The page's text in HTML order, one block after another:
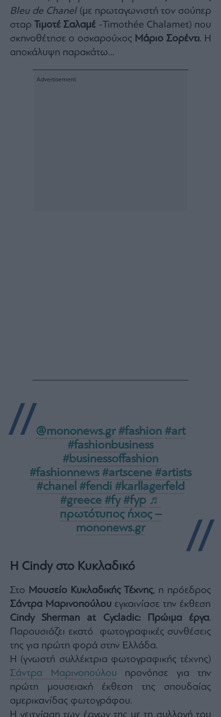
Μετοχές
Αγορές
Trader's
book
Buy-
Εγγραφείτε
του
mononews.gr
submitting
out
at
site
protected
by
reCAPTCHA
and
Google
Privacy
Policy
and
Terms
of
apply.
Bleu de Chanel(με πρωταγωνιστή τον σούπερ
σταρ Τιμοτέ Σαλαμέ -Timothée Chalamet) που
σκηνοθέτησε ο οσκαρούχος Μάριο Σορέντι. Η
αποκάλυψη παρακάτω…
@mononews.gr #fashion #art
#fashionbusiness
#businessoffashion
#fashionnews #artscene #artists
#chanel #fendi #karllagerfeld
#greece #fy #fyp ♬
πρωτότυπος ήχος –
mononews.gr
H Cindy στο Κυκλαδικό
Στο Μουσείο Κυκλαδικής Τέχνης, η πρόεδρος
Σάντρα Μαρινοπούλου εγκαινίασε την έκθεση
Cindy Sherman at Cycladic: Πρώιμα έργα.
Παρουσιάζει εκατό φωτογραφικές συνθέσεις
της για πρώτη φορά στην Ελλάδα.
Η (γνωστή συλλέκτρια φωτογραφικής τέχνης)
Σάντρα Μαρινοπούλου προνόησε για την
πρώτη μουσειακή έκθεση της σπουδαίας
αμερικανίδας φωτογράφου.
Η γειτνίαση των έργων της με τη συλλογή του